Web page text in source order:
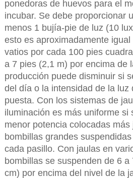
ponedoras de huevos para el
incubar. Se debe proporcionar
menos 1 bujía-pie de luz (10
esto es aproximadamente
vatios por cada 100 pies
a 7 pies (2,1 m) por encima de
producción puede disminuir si
del día o la intensidad de la luz
puesta. Con los sistemas de
iluminación es más uniforme si
menor potencia colocadas
bombillas grandes
cada pasillo. Con jaulas en
bombillas se suspenden de 6
cm) por encima del nivel de la